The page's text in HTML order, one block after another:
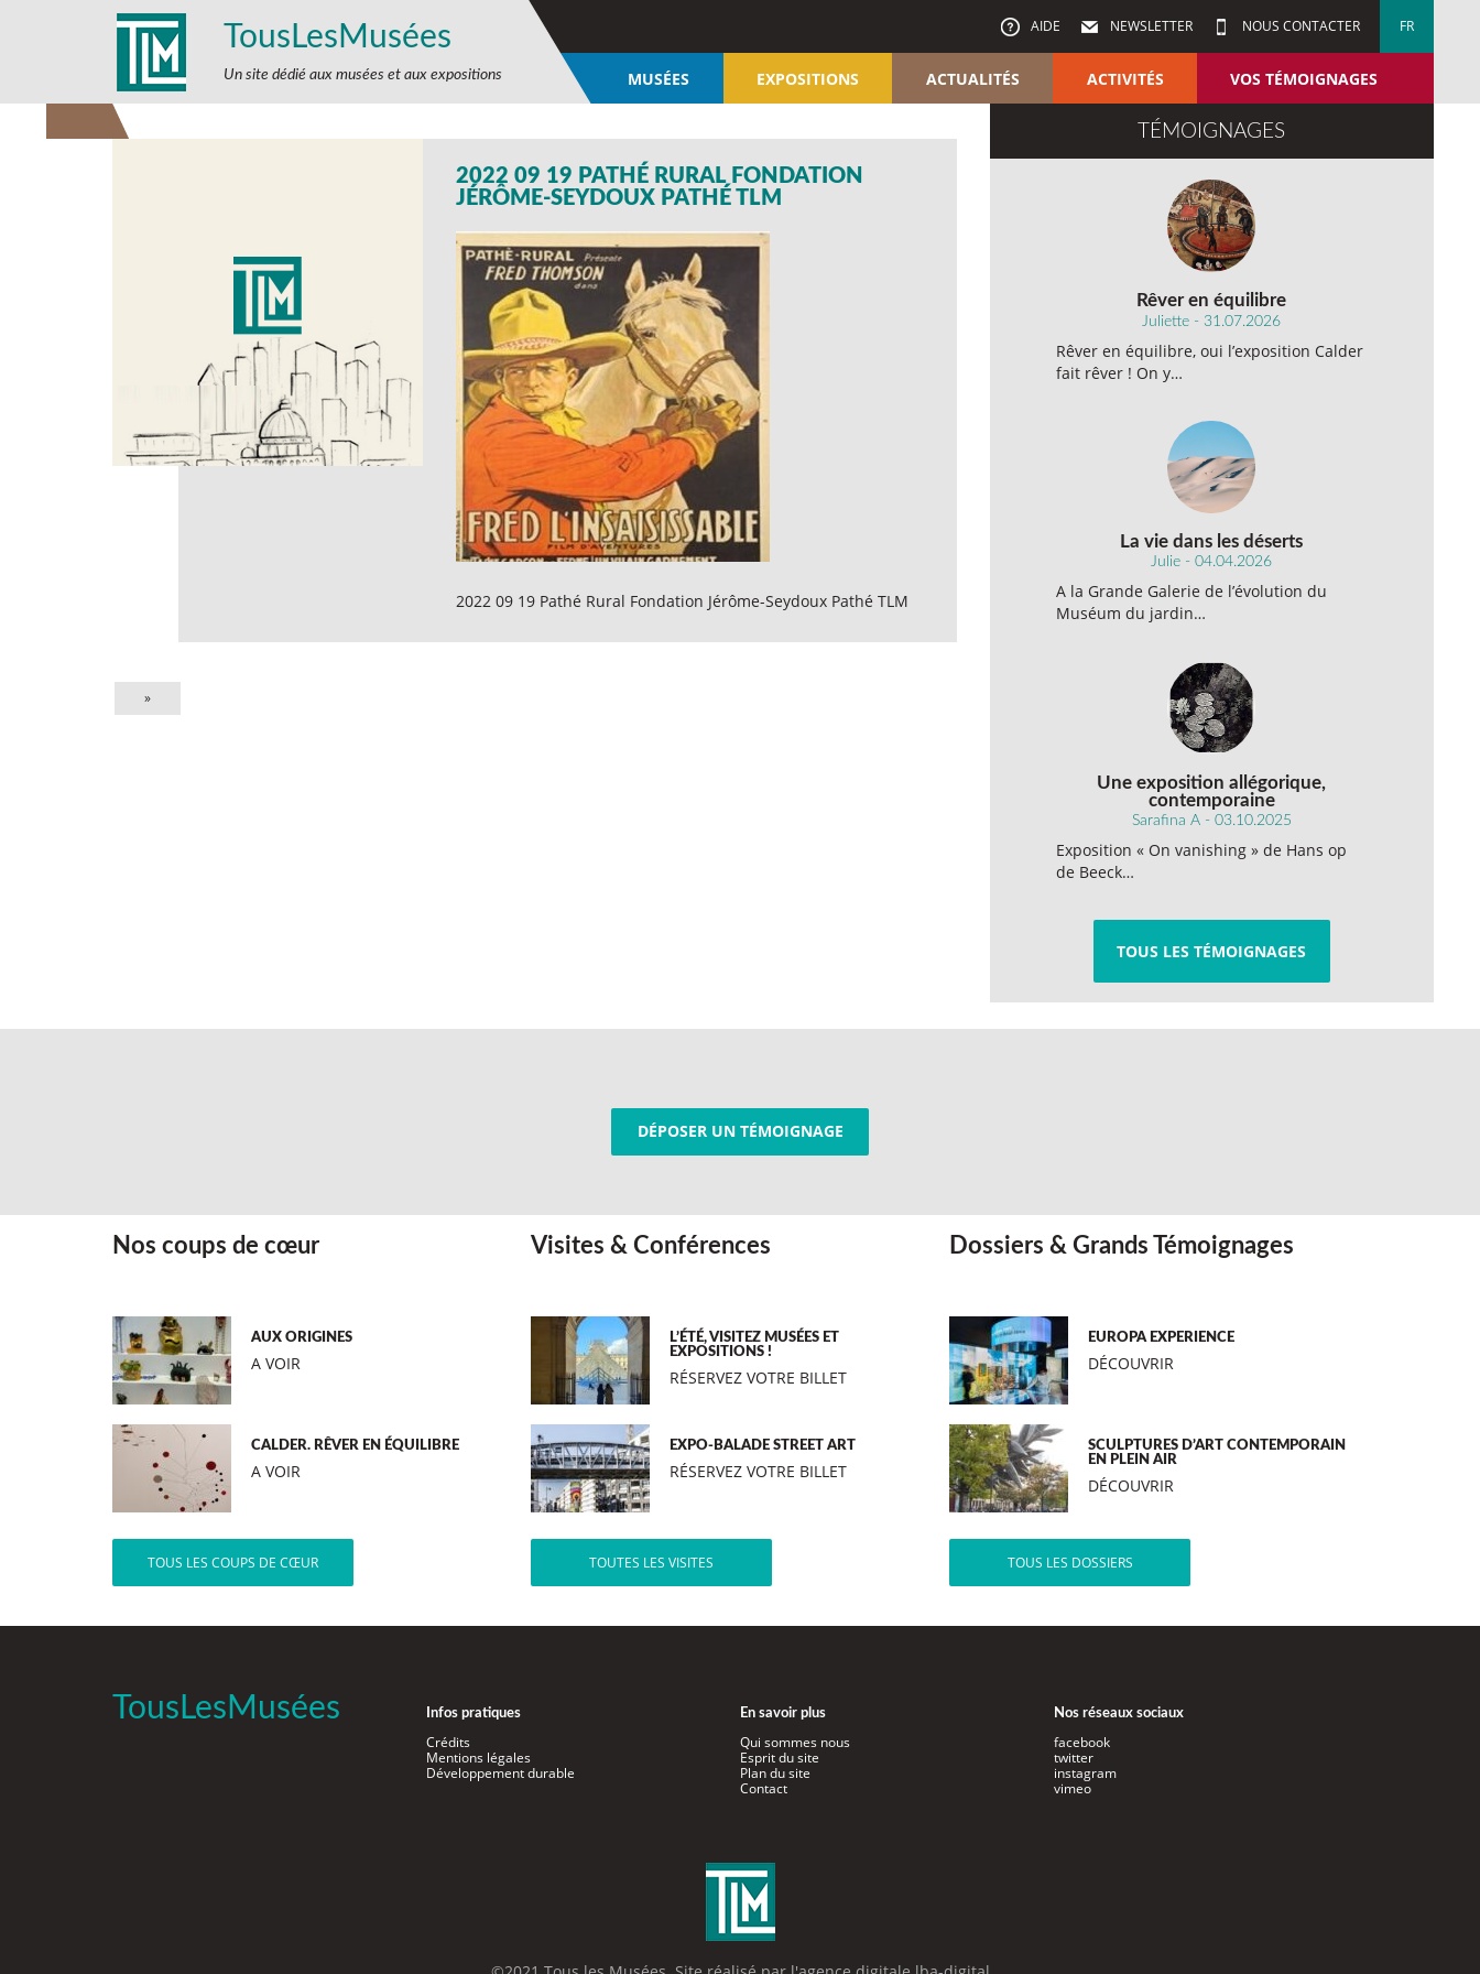
TousLesMusées
Un site dédié aux musées et aux expositions
AIDE NEWSLETTER NOUS CONTACTER FR
MUSÉES EXPOSITIONS ACTUALITÉS ACTIVITÉS VOS TÉMOIGNAGES
2022 09 19 PATHÉ RURAL FONDATION
JÉRÔME-SEYDOUX PATHÉ TLM
2022 09 19 Pathé Rural Fondation Jérôme-Seydoux Pathé TLM
»
TÉMOIGNAGES
Rêver en équilibre
Juliette - 31.07.2026
Rêver en équilibre, oui l’exposition Calder
fait rêver ! On y…
La vie dans les déserts
Julie - 04.04.2026
A la Grande Galerie de l’évolution du
Muséum du jardin…
Une exposition allégorique,
contemporaine
Sarafina A - 03.10.2025
Exposition « On vanishing » de Hans op
de Beeck…
TOUS LES TÉMOIGNAGES
DÉPOSER UN TÉMOIGNAGE
Nos coups de cœur
AUX ORIGINES
A VOIR
CALDER. RÊVER EN ÉQUILIBRE
A VOIR
TOUS LES COUPS DE CŒUR
Visites & Conférences
L’ÉTÉ, VISITEZ MUSÉES ET
EXPOSITIONS !
RÉSERVEZ VOTRE BILLET
EXPO-BALADE STREET ART
RÉSERVEZ VOTRE BILLET
TOUTES LES VISITES
Dossiers & Grands Témoignages
EUROPA EXPERIENCE
DÉCOUVRIR
SCULPTURES D’ART CONTEMPORAIN
EN PLEIN AIR
DÉCOUVRIR
TOUS LES DOSSIERS
TousLesMusées Infos pratiques
Crédits
Mentions légales
Développement durable
En savoir plus
Qui sommes nous
Esprit du site
Plan du site
Contact
Nos réseaux sociaux
facebook
twitter
instagram
vimeo